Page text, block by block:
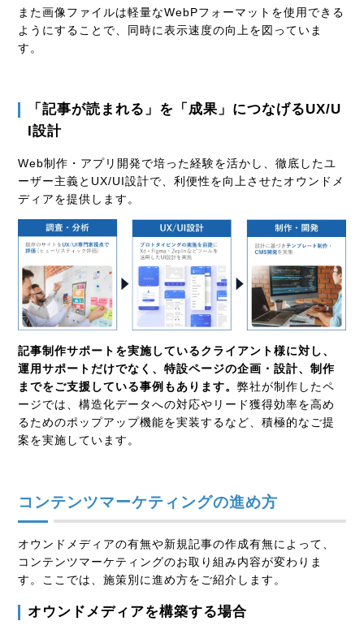
また画像ファイルは軽量なWebPフォーマットを使用できる
ようにすることで、同時に表示速度の向上を図っていま
す。
「記事が読まれる」を「成果」につなげるUX/U
I設計
Web制作・アプリ開発で培った経験を活かし、徹底したユ
ーザー主義と UX/UI設計で、利便性を向上させたオウンドメ
ディアを提供します。
記事制作サポートを実施しているクライアント様に対し、
運用サポートだけでなく、特設ページの企画・設計、制作
までをご支援している事例もあります。弊社が制作したペ
ージでは、構造化データへの対応やリード獲得効率を高め
るためのポップアップ機能を実装するなど、積極的なご提
案を実施しています。
コンテンツマーケティングの進め方
オウンドメディアの有無や新規記事の作成有無によって、
コンテンツマーケティングのお取り組み内容が変わりま
す。ここでは、施策別に進め方をご紹介します。
オウンドメディアを構築する場合